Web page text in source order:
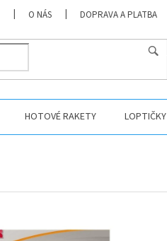
O NÁS DOPRAVA A PLATBA
HOTOVÉ RAKETY LOPTIČKY